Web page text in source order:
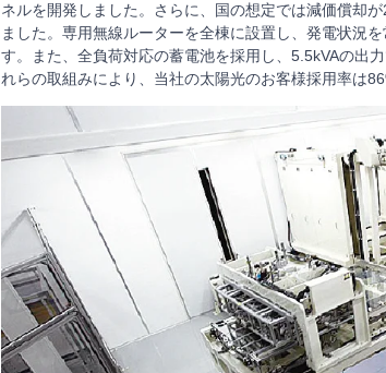
ネルを開発しました。さらに、国の想定では減価償却
ました。専用無線ルーターを全棟に設置し、発電状況
す。また、全負荷対応の蓄電池を採用し、5.5kVAの出
れらの取組みにより、当社の太陽光のお客様採用率は